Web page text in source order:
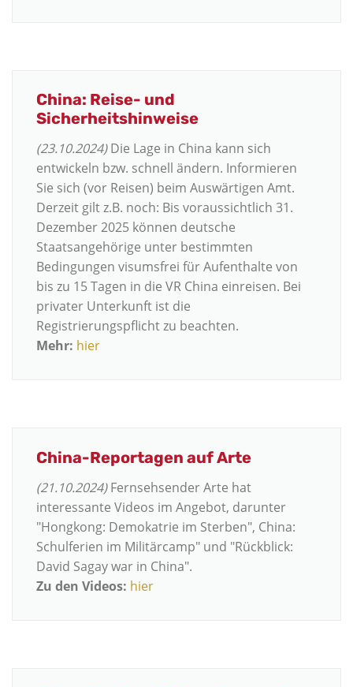
China: Reise- und
Sicherheitshinweise
(23.10.2024)Die Lage in China kann sich
entwickeln bzw. schnell ändern. Informieren
Sie sich (vor Reisen) beim Auswärtigen Amt.
Derzeit gilt z.B. noch: Bis voraussichtlich 31.
Dezember 2025 können deutsche
Staatsangehörige unter bestimmten
Bedingungen visumsfrei für Aufenthalte von
bis zu 15 Tagen in die VR China einreisen. Bei
privater Unterkunft ist die
Registrierungspflicht zu beachten.
Mehr: hier
China-Reportagen auf Arte
(21.10.2024)Fernsehsender Arte hat
interessante Videos im Angebot, darunter
"Hongkong: Demokatrie im Sterben", China:
Schulferien im Militärcamp" und "Rückblick:
David Sagay war in China".
Zu den Videos: hier